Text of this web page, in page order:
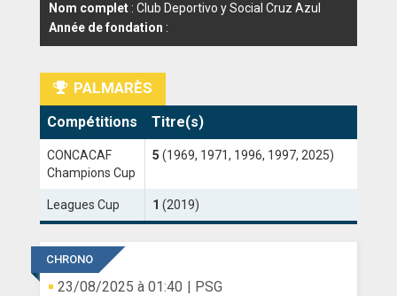
LIGUE 2
COUPE DE FRANCE
ANGLETERRE
ESPAGNE
ITALIE
ALLEMAGNE
Nom complet : Club Deportivo y Social Cruz Azul
Année de fondation :
PALMARÈS
Compétitions Titre(s)
CONCACAF
Champions Cup
5 (1969, 1971, 1996, 1997, 2025)
Leagues Cup 1 (2019)
CHRONO
23/08/2025 à 01:40 | PSG